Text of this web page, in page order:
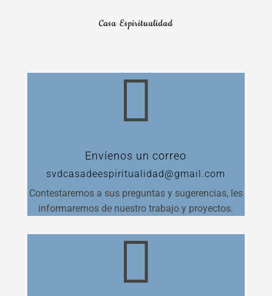
Casa Espiritualidad

Envíenos un correo
svdcasadeespiritualidad@gmail.com
Contestaremos a sus preguntas y sugerencias, les
informaremos de nuestro trabajo y proyectos.
